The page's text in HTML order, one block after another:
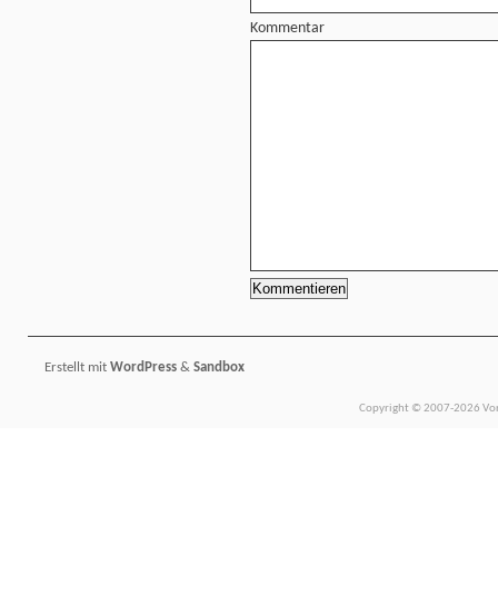
Kommentar
Erstellt mit WordPress & Sandbox
Copyright © 2007-2026